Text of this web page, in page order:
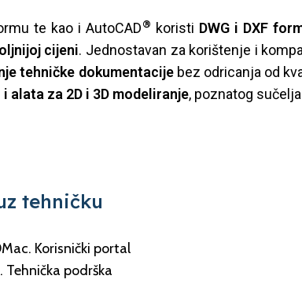
te kao i AutoCAD® koristi DWG i DXF
cijeni. Jednostavan za korištenje i
tehničke dokumentacijebez odricanja od
alata za 2D i 3D modeliranje, poznatog
tehničku
Korisnički portal
Tehnička podrška